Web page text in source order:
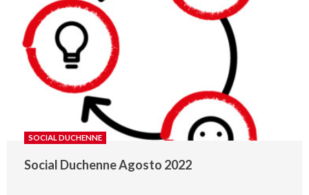
SOCIAL DUCHENNE
Social Duchenne Agosto 2022